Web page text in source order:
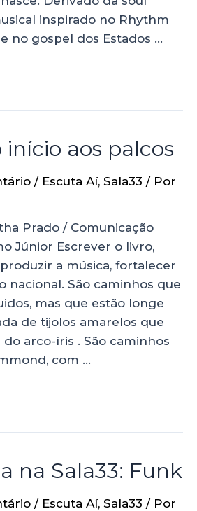
inspirado no Rhythm
no gospel dos Estados …
aos palcos
/ Escuta Aí, Sala33 / Por
Prado / Comunicação
Júnior Escrever o livro,
a música, fortalecer
nacional. São caminhos que
mas que estão longe
de tijolos amarelos que
arco-íris . São caminhos
com …
na Sala33: Funk
/ Escuta Aí, Sala33 / Por